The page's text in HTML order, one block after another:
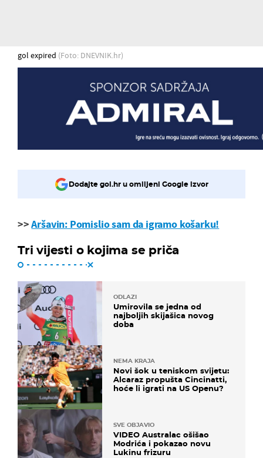
gol expired (Foto: DNEVNIK.hr)
Dodajte gol.hr u omiljeni Google izvor
>>Aršavin: Pomislio sam da igramo košarku!
Tri vijesti o kojima se priča
ODLAZI
Umirovila se jedna od
najboljih skijašica novog
doba
NEMA KRAJA
Novi šok u teniskom svijetu:
Alcaraz propušta Cincinatti,
hoće li igrati na US Openu?
SVE OBJAVIO
VIDEO Australac ošišao
Modrića i pokazao novu
Lukinu frizuru